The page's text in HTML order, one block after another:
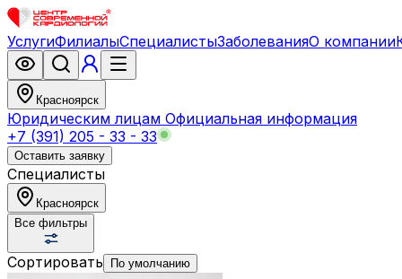
УслугиФилиалыСпециалистыЗаболеванияО компании
Красноярск
Юридическим лицам Официальная информация
+7 (391) 205 - 33 - 33
Оставить заявку
Специалисты
Красноярск
Все фильтры
Сортировать По умолчанию